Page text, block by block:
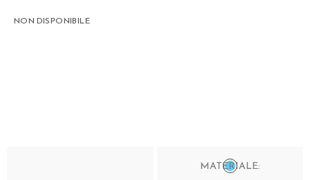
NON DISPONIBILE
MATERIALE: